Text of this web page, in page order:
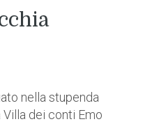
nella stupenda
dei conti Emo